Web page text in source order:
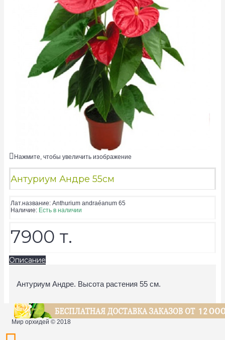
Нажмите, чтобы увеличить изображение
Антуриум Андре 55см
Лат.название: Anthurium andraéanum 65
Наличие: Есть в наличии
7900 т.
Описание
Антуриум Андре. Высота растения 55 см.
Мир орхидей © 2018